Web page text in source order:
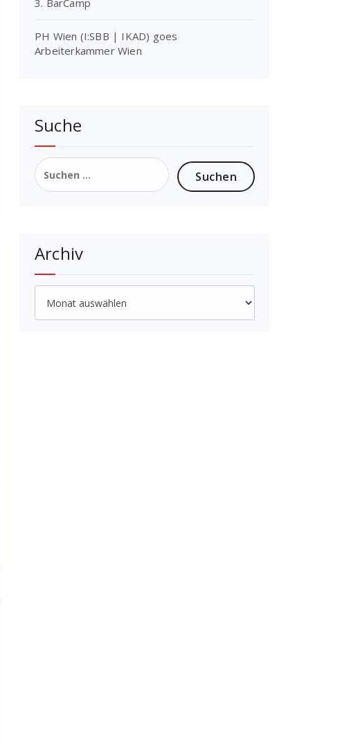
3. BarCamp
PH Wien (I:SBB | IKAD) goes
Arbeiterkammer Wien
Suche
Suchen
nach:
Archiv